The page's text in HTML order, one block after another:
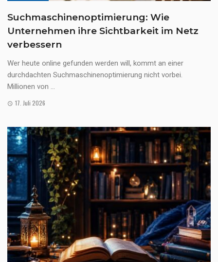
Suchmaschinenoptimierung: Wie
Unternehmen ihre Sichtbarkeit im Netz
verbessern
Wer heute online gefunden werden will, kommt an einer
durchdachten Suchmaschinenoptimierung nicht vorbei.
Millionen von ...
17. Juli 2026